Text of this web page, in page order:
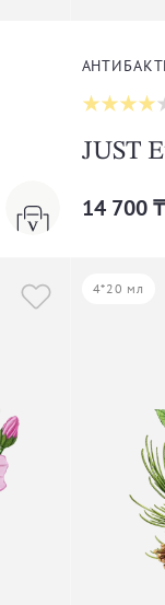
JUST
14 700 ₸
4*20 мл